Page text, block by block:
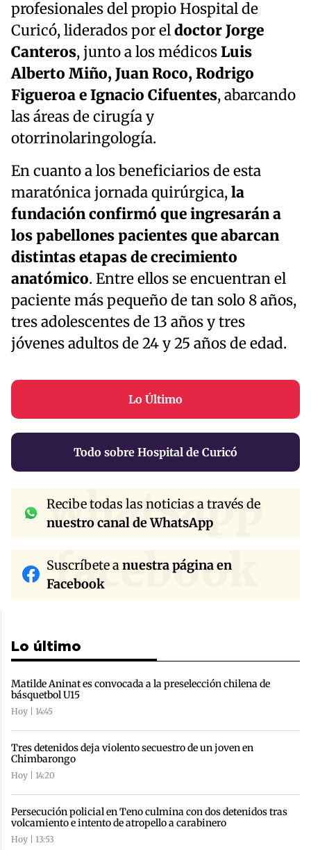
profesionales del propio Hospital de
Curicó, liderados por eldoctor Jorge
Canteros, junto a los médicosLuis
Alberto Miño, Juan Roco, Rodrigo
Figueroa e Ignacio Cifuentes, abarcando
las áreas de cirugía y
otorrinolaringología.
En cuanto a los beneficiarios de esta
maratónica jornada quirúrgica,la
fundación confirmó que ingresarán a
los pabellones pacientes que abarcan
distintas etapas de crecimiento
anatómico. Entre ellos se encuentran el
paciente más pequeño de tan solo 8 años,
tres adolescentes de 13 años y tres
jóvenes adultos de 24 y 25 años de edad.
Lo Último
Todo sobre Hospital de Curicó
whatsapp
Recibe todas las noticias a través de
nuestro canal de WhatsApp
facebook
Suscríbete anuestra página en
Facebook
Lo último
Matilde Aninat es convocada a la preselección chilena de
básquetbol U15
Hoy | 14:45
Tres detenidos deja violento secuestro de un joven en
Chimbarongo
Hoy | 14:20
Persecución policial en Teno culmina con dos detenidos tras
volcamiento e intento de atropello a carabinero
Hoy | 13:53